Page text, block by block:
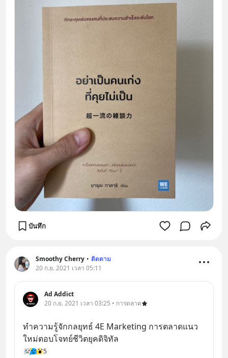
บันทึก
Smoothy Cherry • ติดตาม
20 ก.ย. 2021 เวลา 05:11
Ad Addict
20 ก.ย. 2021 เวลา 03:25 • การตลาด
ทำความรู้จักกลยุทธ์ 4E Marketing การตลาดแนว
ใหม่ตอบโจทย์ชีวิตยุคดิจิทัล
5